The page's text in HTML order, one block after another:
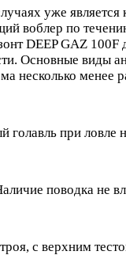
уже
воблер по
DEEP GAZ
Основные виды
несколько менее
при
поводка не
с верхним